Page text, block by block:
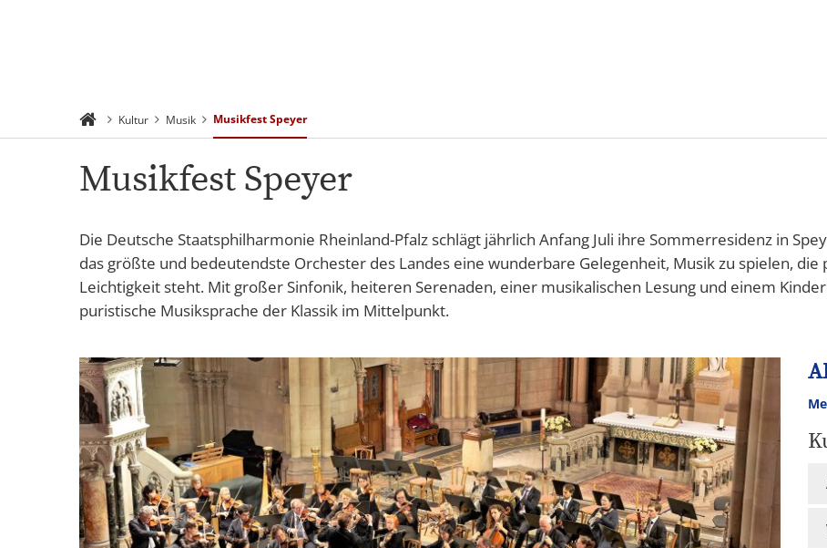
Kultur Musik Musikfest Speyer
Musikfest Speyer
Die Deutsche Staatsphilharmonie Rheinland-Pfalz schlägt jährlich Anfang Juli ihre Sommerresidenz in
das größte und bedeutendste Orchester des Landes eine wunderbare Gelegenheit, Musik zu spielen,
Leichtigkeit steht. Mit großer Sinfonik, heiteren Serenaden, einer musikalischen Lesung und einem
puristische Musiksprache der Klassik im Mittelpunkt.